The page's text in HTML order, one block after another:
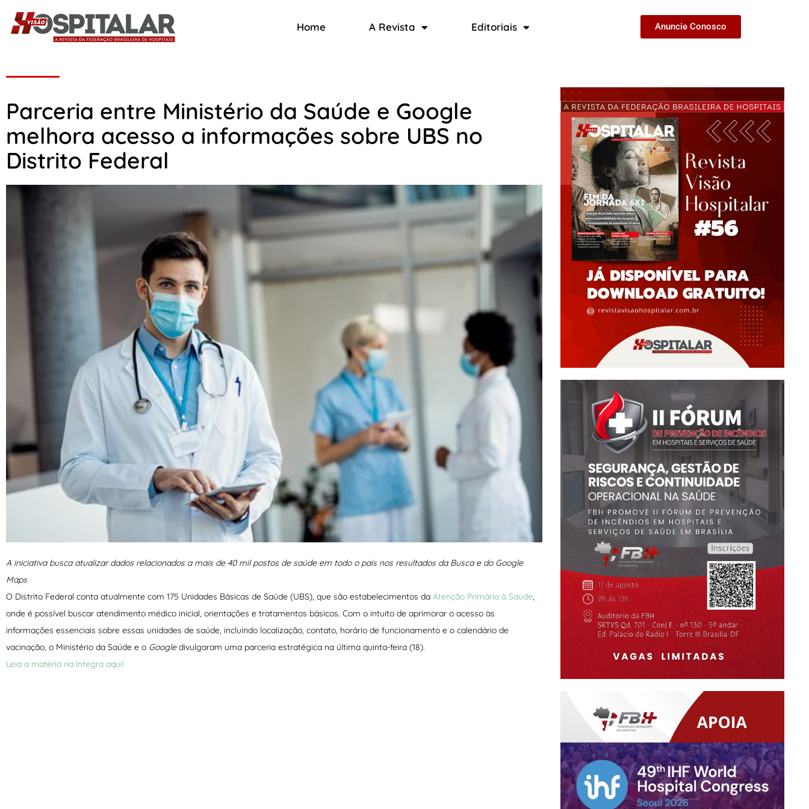
Home A Revista Editoriais Anuncie Conosco
Parceria entre Ministério da Saúde e Google
melhora acesso a informações sobre UBS no
Distrito Federal
A iniciativa busca atualizar dados relacionados a mais de 40 mil postos de saúde em todo o país nos resultados da Busca e do Google
Maps
O Distrito Federal conta atualmente com 175 Unidades Básicas de Saúde (UBS), que são estabelecimentos da Atenção Primária à Saúde
onde é possível buscar atendimento médico inicial, orientações e tratamentos básicos. Com o intuito de aprimorar o acesso às
informações essenciais sobre essas unidades de saúde, incluindo localização, contato, horário de funcionamento e o calendário de
vacinação, o Ministério da Saúde e o Googledivulgaram uma parceria estratégica na última quinta-feira (18).
Leia a matéria na íntegra aqui!